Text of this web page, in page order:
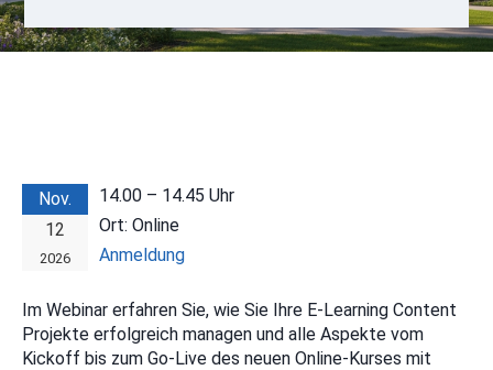
Nov.
12
2026
14.00 – 14.45 Uhr
Ort: Online
Anmeldung
Im Webinar erfahren Sie, wie Sie Ihre E-Learning Content
Projekte erfolgreich managen und alle Aspekte vom
Kickoff bis zum Go-Live des neuen Online-Kurses mit